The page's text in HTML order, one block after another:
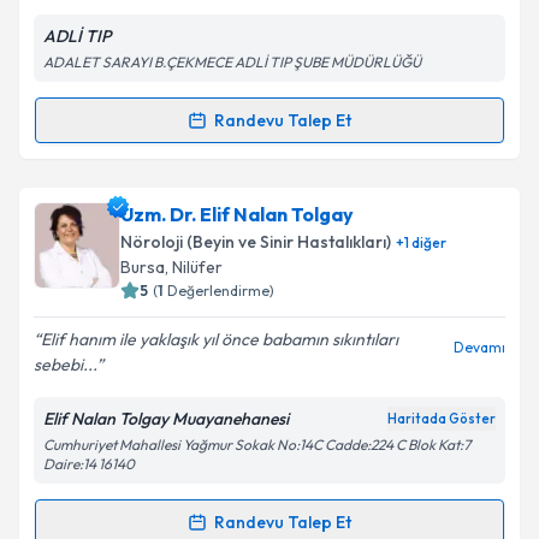
Kişisel verilerimin işlenmesine ilişkin
Metni'ni okudum ve kişisel verilerimin belirtilen
Takvim Talebini Gönder
ADLİ TIP
ADALET SARAYI B.ÇEKMECE ADLİ TIP ŞUBE MÜDÜRLÜĞÜ
Randevu Talep Et
Randevu Takvimi Talebi
Uzm. Dr. Hilmi Kasariçin randevu takvimi talebi
oluşturun. Size bu uzmandan randevu almanız için bir
takvim hazırlandığında e-posta ile bilgilendireceğiz.
Kişisel verilerimin işlenmesine ilişkin
Aydınlatma
Metni'ni okudum ve kişisel verilerimin belirtilen
kapsamda işlenmesini kabul ediyorum.
Uzm. Dr. Elif Nalan Tolgay
Nöroloji (Beyin ve Sinir Hastalıkları) +1diğer
Bursa, Nilüfer
5 (1 Değerlendirme)
Elif hanım ile yaklaşık yıl önce babamın sıkıntıları
sebebi...
Devamı
Elif Nalan Tolgay Muayanehanesi Haritada Göster
Cumhuriyet Mahallesi Yağmur Sokak No:14C Cadde:224 C Blok Kat:7
Daire:14 16140
Randevu Talep Et